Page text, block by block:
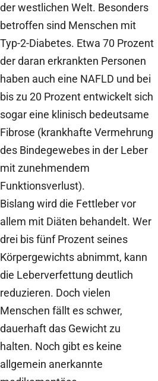
der westlichen Welt. Besonders
betroffen sind Menschen mit
Typ-2-Diabetes. Etwa 70 Prozent
der daran erkrankten Personen
haben auch eine NAFLD und bei
bis zu 20 Prozent entwickelt sich
sogar eine klinisch bedeutsame
Fibrose (krankhafte Vermehrung
des Bindegewebes in der Leber
mit zunehmendem
Funktionsverlust).
Bislang wird die Fettleber vor
allem mit Diäten behandelt. Wer
drei bis fünf Prozent seines
Körpergewichts abnimmt, kann
die Leberverfettung deutlich
reduzieren. Doch vielen
Menschen fällt es schwer,
dauerhaft das Gewicht zu
halten. Noch gibt es keine
allgemein anerkannte